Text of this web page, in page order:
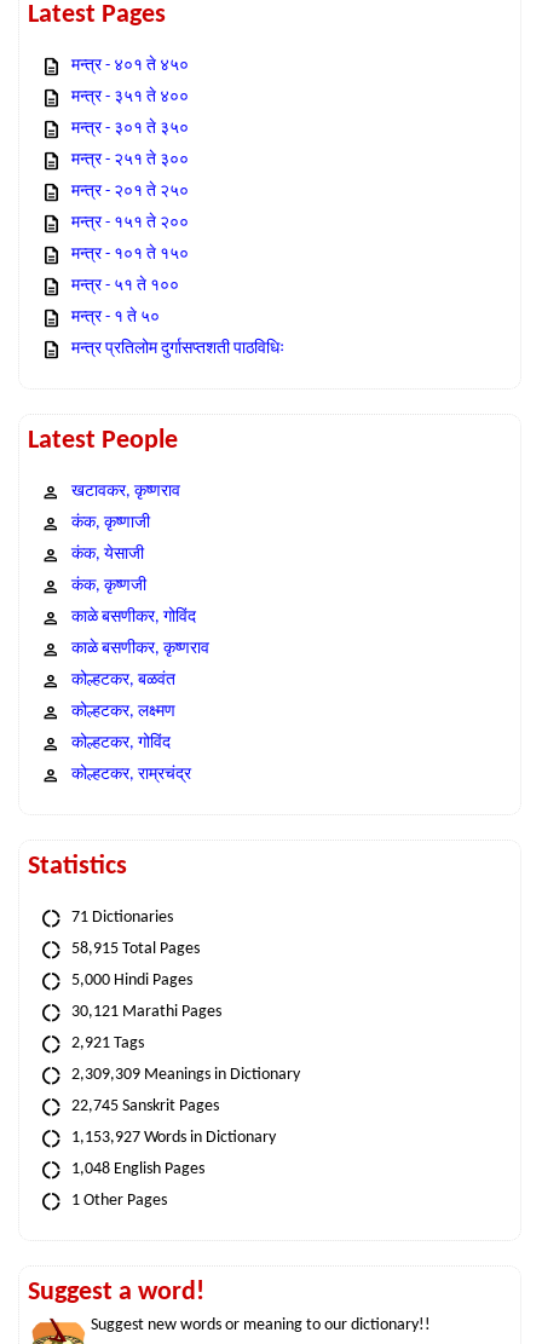
Latest Pages
मन्त्र - ४०१ ते ४५०
मन्त्र - ३५१ ते ४००
मन्त्र - ३०१ ते ३५०
मन्त्र - २५१ ते ३००
मन्त्र - २०१ ते २५०
मन्त्र - १५१ ते २००
मन्त्र - १०१ ते १५०
मन्त्र - ५१ ते १००
मन्त्र - १ ते ५०
मन्त्र प्रतिलोम दुर्गासप्तशती पाठविधिः
Latest People
खटावकर, कृष्णराव
कंक, कृष्णाजी
कंक, येसाजी
कंक, कृष्णजी
काळे बसणीकर, गोविंद
काळे बसणीकर, कृष्णराव
कोल्हटकर, बळवंत
कोल्हटकर, लक्ष्मण
कोल्हटकर, गोविंद
कोल्हटकर, राम्रचंद्र
Statistics
71 Dictionaries
58,915 Total Pages
5,000 Hindi Pages
30,121 Marathi Pages
2,921 Tags
2,309,309 Meanings in Dictionary
22,745 Sanskrit Pages
1,153,927 Words in Dictionary
1,048 English Pages
1 Other Pages
Suggest a word!
Suggest new words or meaning to our dictionary!!